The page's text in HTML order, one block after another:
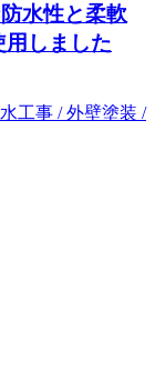
水性と柔軟
しました
工事 / 外壁塗装 /